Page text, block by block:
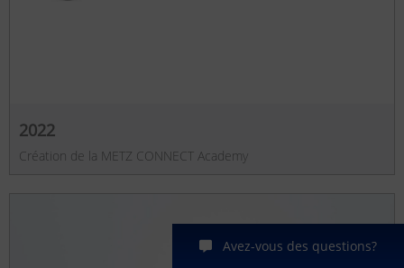
2022
Création de la METZ CONNECT Academy
Avez-vous des questions?